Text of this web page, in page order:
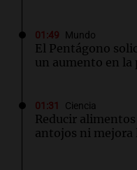
01:49 Mundo
El Pentágono
un aumento en la
01:31 Ciencia
Reducir
antojos ni mejora